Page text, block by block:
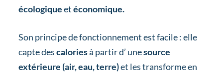
écologiqueetéconomique.
Son principe de fonctionnement est facile : elle
capte descaloriesà partir d’ unesource
extérieure (air, eau, terre)et les transforme en